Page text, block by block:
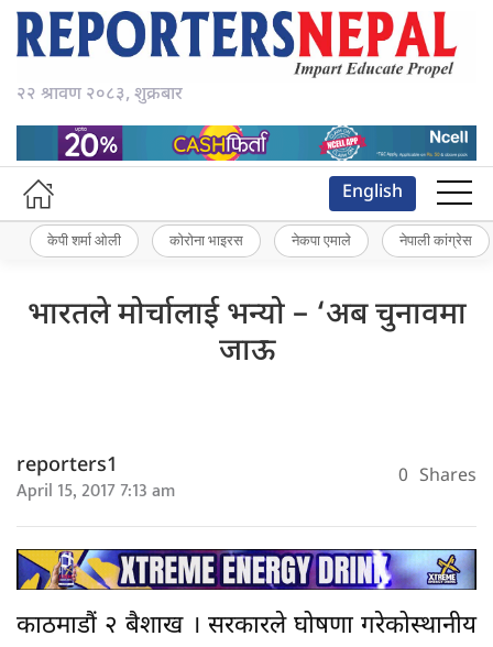
२२ श्रावण २०८३, शुक्रबार
English
केपी शर्मा ओली कोरोना भाइरस नेकपा एमाले नेपाली कांग्रेस
भारतले मोर्चालाई भन्यो – ‘अब चुनावमा
जाऊ
reporters1
April 15, 2017 7:13 am 0 Shares
काठमाडौं २ बैशाख । सरकारले घोषणा गरेकोस्थानीय